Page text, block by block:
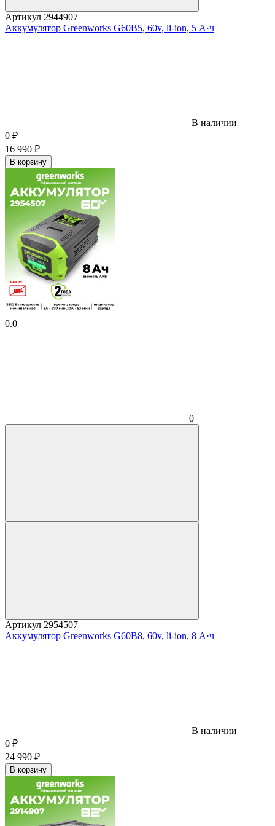
Артикул 2944907
Аккумулятор Greenworks G60B5, 60v, li-ion, 5 А·ч
В наличии
0 ₽
16 990 ₽
В корзину
0.0
0
Артикул 2954507
Аккумулятор Greenworks G60B8, 60v, li-ion, 8 А·ч
В наличии
0 ₽
24 990 ₽
В корзину